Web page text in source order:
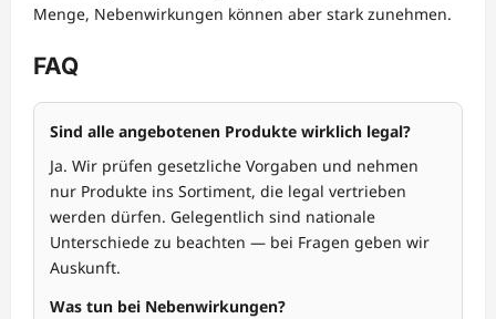
Menge, Nebenwirkungen können aber stark zunehmen.
FAQ
Sind alle angebotenen Produkte wirklich legal?
Ja. Wir prüfen gesetzliche Vorgaben und nehmen
nur Produkte ins Sortiment, die legal vertrieben
werden dürfen. Gelegentlich sind nationale
Unterschiede zu beachten — bei Fragen geben wir
Auskunft.
Was tun bei Nebenwirkungen?